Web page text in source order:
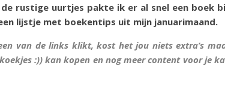
rustige uurtjes pakte ik er al snel een boek
lijstje met boekentips uit mijn januarimaand.
van de links klikt, kost het jou niets extra’s
:)) kan kopen en nog meer content voor je